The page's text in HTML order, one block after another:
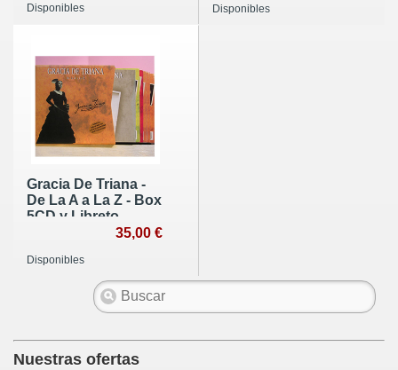
Disponibles Disponibles
Gracia De Triana -
De La A a La Z - Box
5CD y Libreto,
Edición Limitada35,00 €
Disponibles
Nuestras ofertas